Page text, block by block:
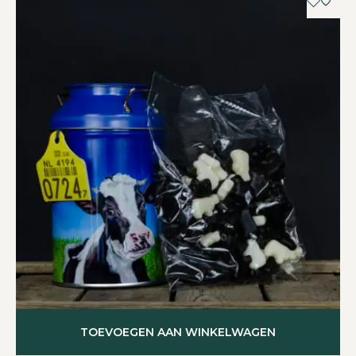
TOEVOEGEN AAN WINKELWAGEN